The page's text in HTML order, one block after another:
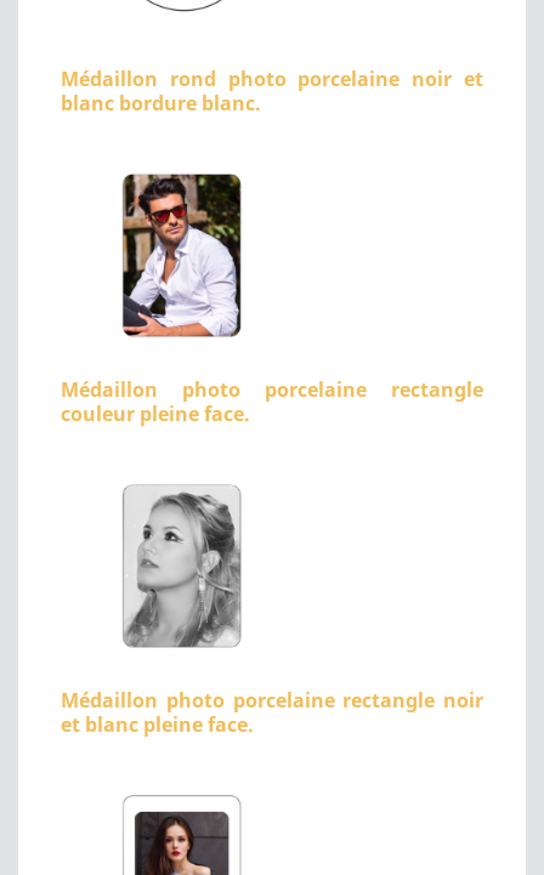
Médaillon rond photo porcelaine noir et
blanc bordure blanc.
Médaillon photo porcelaine rectangle
couleur pleine face.
Médaillon photo porcelaine rectangle noir
et blanc pleine face.